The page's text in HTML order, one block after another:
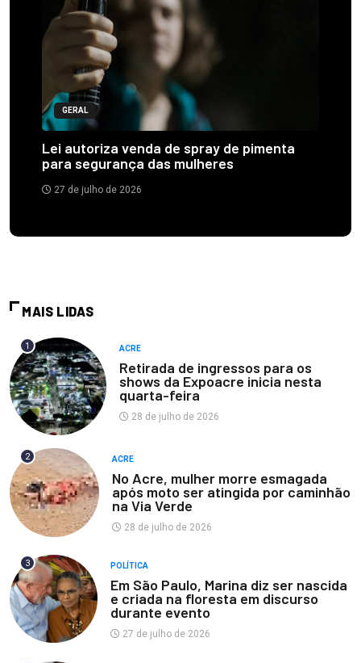
GERAL
Lei autoriza venda de spray de pimenta
para segurança das mulheres
27 de julho de 2026
MAIS LIDAS
1 ACRE
Retirada de ingressos para os
shows da Expoacre inicia nesta
quarta-feira
28 de julho de 2026
2 ACRE
No Acre, mulher morre esmagada
após moto ser atingida por caminhão
na Via Verde
28 de julho de 2026
3 POLÍTICA
Em São Paulo, Marina diz ser nascida
e criada na floresta em discurso
durante evento
27 de julho de 2026